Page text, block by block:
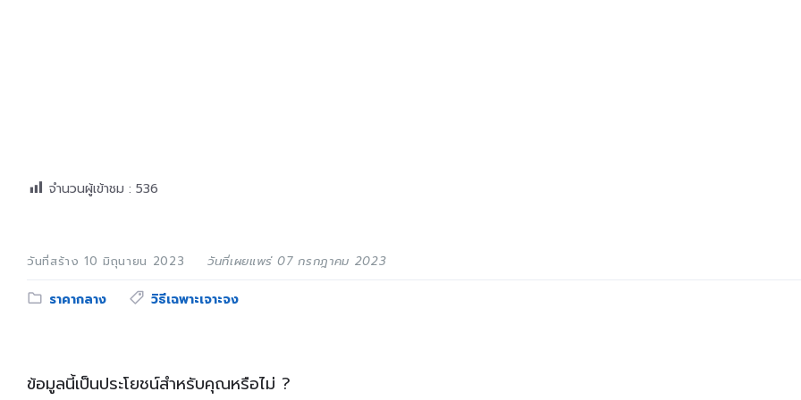
จำนวนผู้เข้าชม : 536
วันที่สร้าง 10 มิถุนายน 2023 วันที่เผยแพร่ 07 กรกฎาคม 2023
Category:
ราคากลาง Tags:
วิธีเฉพาะเจาะจง
ข้อมูลนี้เป็นประโยชน์สำหรับคุณหรือไม่ ?